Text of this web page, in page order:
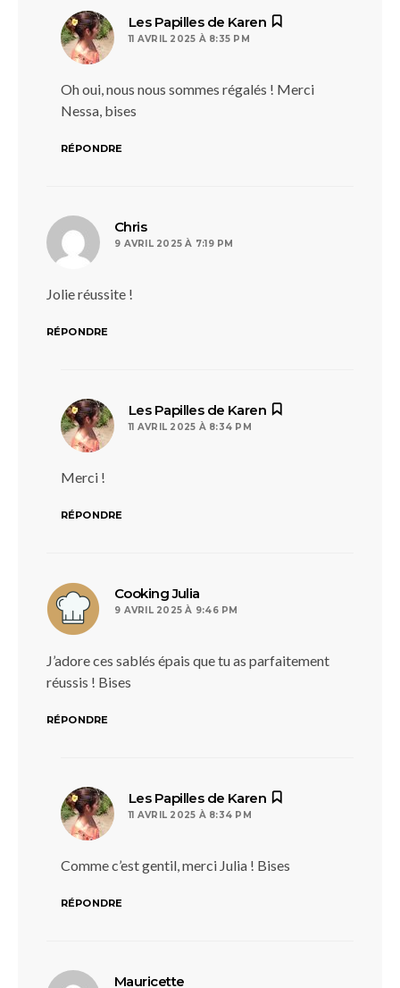
Les Papilles de Karen
11 AVRIL 2025 À 8:35 PM
Oh oui, nous nous sommes régalés ! Merci
Nessa, bises
RÉPONDRE
Chrisdit :
9 AVRIL 2025 À 7:19 PM
Jolie réussite !
RÉPONDRE
Les Papilles de Karen
11 AVRIL 2025 À 8:34 PM
Merci !
RÉPONDRE
Cooking Julia
9 AVRIL 2025 À 9:46 PM
J’adore ces sablés épais que tu as parfaitement
réussis ! Bises
RÉPONDRE
Les Papilles de Karen
11 AVRIL 2025 À 8:34 PM
Comme c’est gentil, merci Julia ! Bises
RÉPONDRE
Mauricette